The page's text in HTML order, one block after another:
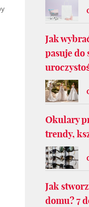
Jak
pasuje
Okulary
trendy,
Jak
domu? 7